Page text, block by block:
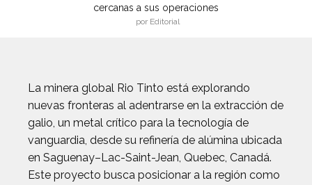
cercanas a sus operaciones
por Editorial
La minera global Rio Tinto está explorando
nuevas fronteras al adentrarse en la extracción de
galio, un metal crítico para la tecnología de
vanguardia, desde su refinería de alúmina ubicada
en Saguenay–Lac-Saint-Jean, Quebec, Canadá.
Este proyecto busca posicionar a la región como